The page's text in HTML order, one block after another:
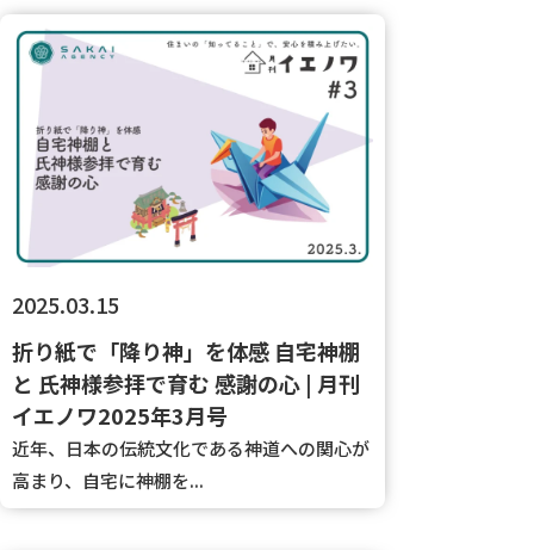
2025.03.15
折り紙で「降り神」を体感 自宅神棚
と 氏神様参拝で育む 感謝の心 | 月刊
イエノワ2025年3月号
近年、日本の伝統文化である神道への関心が
高まり、自宅に神棚を...